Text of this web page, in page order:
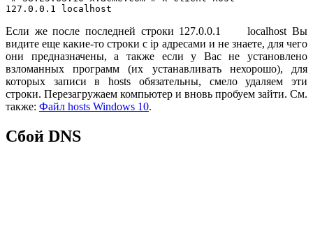
127.0.0.1 localhost
Если же после последней строки 127.0.0.1 localhost Вы
видите еще какие-то строки с ip адресами и не знаете, для чего
они предназначены, а также если у Вас не установлено
взломанных программ (их устанавливать нехорошо), для
которых записи в hosts обязательны, смело удаляем эти
строки. Перезагружаем компьютер и вновь пробуем зайти. См.
также: Файл hosts Windows 10.
Сбой DNS